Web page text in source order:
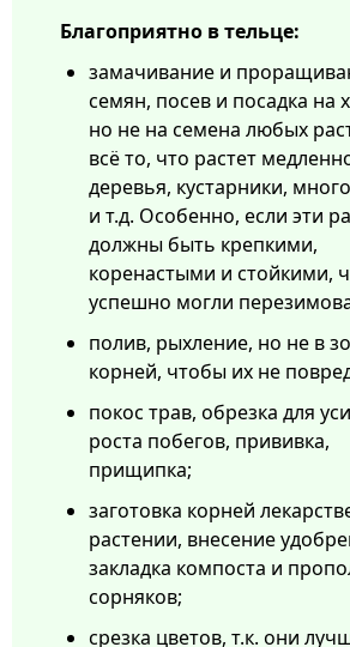
Благоприятно в тельце:
замачивание и
семян, посев и посадка на
но не на семена любых
всё то, что растет
деревья, кустарники,
и т.д. Особенно, если эти
должны быть крепкими,
коренастыми и стойкими,
успешно могли
полив, рыхление, но не в
корней, чтобы их не
покос трав, обрезка для
роста побегов, прививка,
прищипка;
заготовка корней
растении, внесение
закладка компоста и
сорняков;
срезка цветов, т.к. они